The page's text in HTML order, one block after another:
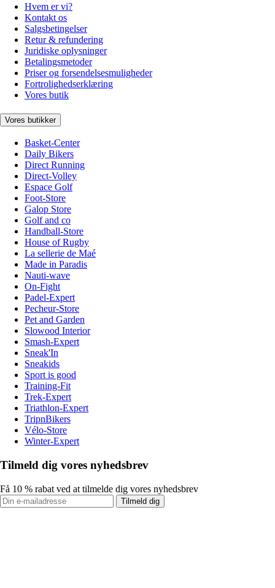
Hvem er vi?
Kontakt os
Salgsbetingelser
Retur & refundering
Juridiske oplysninger
Betalingsmetoder
Priser og forsendelsesmuligheder
Fortrolighedserklæring
Vores butik
Vores butikker
Basket-Center
Daily Bikers
Direct Running
Direct-Volley
Espace Golf
Foot-Store
Galop Store
Golf and co
Handball-Store
House of Rugby
La sellerie de Maé
Made in Paradis
Nauti-wave
On-Fight
Padel-Expert
Pecheur-Store
Pet and Garden
Slowood Interior
Smash-Expert
Sneak'In
Sneakids
Sport is good
Training-Fit
Trek-Expert
Triathlon-Expert
TripnBikers
Vélo-Store
Winter-Expert
Tilmeld dig vores nyhedsbrev
Få 10 % rabat ved at tilmelde dig vores nyhedsbrev
Tilmeld dig